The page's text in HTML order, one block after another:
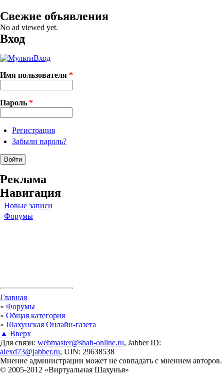
Свежие объявления
No ad viewed yet.
Вход
Имя пользователя *
Пароль *
Регистрация
Забыли пароль?
Реклама
Навигация
Новые записи
Форумы
Вы здесь
Главная
» Форумы
» Общая категория
» Шахунская Онлайн-газета
▲ Вверх
Для связи: webmaster@shah-online.ru, Jabber ID:
alexd73@jabber.ru, UIN: 29638538
Мнение администрации может не совпадать с мнением авторов.
© 2005-2012 «Виртуальная Шахунья»